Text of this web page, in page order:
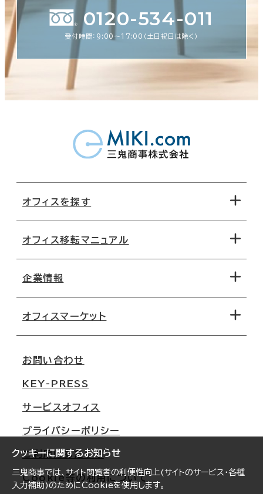
クッキーに関するお知らせ
三鬼商事では、サイト閲覧者の利便性向上(サイトのサービス・各種
入力補助)のためにCookieを使用します。
0120-534-011
受付時間：9:00〜17:00（土日祝日は除く）
オフィスを探す
地図から探す
路線・駅から探す
オフィス移転マニュアル
移転コストシミュレーション
移転スケジュール
オフィス移転Q&A
企業情報
オフィスマーケット
大阪
名古屋
札幌
仙台
横浜
お問い合わせ
KEY-PRESS
サービスオフィス
プライバシーポリシー
ご利用にあたって
Cookie等の利用について